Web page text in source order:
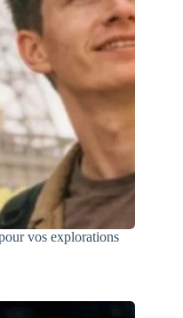
vos explorations